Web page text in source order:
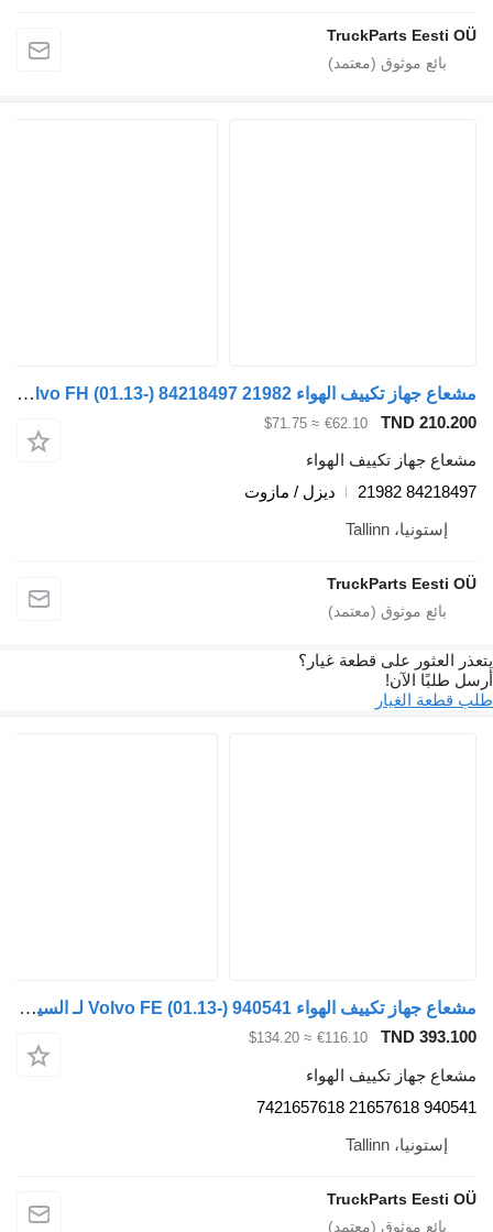
TruckParts
مشعاع جهاز تكييف الهواء Volvo FH (01.13-) 84218497 21982 لـ السيارات القاطرة Volvo FH, FM, FMX-4 series (2013-)
TND
€62.10
≈ $71.75
تكييف الهواء
ديزل / مازوت
TruckParts
على قطعة غيار؟
مشعاع جهاز تكييف الهواء Volvo FE (01.13-) 940541 لـ السيارات القاطرة Volvo FL, FE (2013-)
TND
€116.10
≈ $134.20
تكييف الهواء
TruckParts